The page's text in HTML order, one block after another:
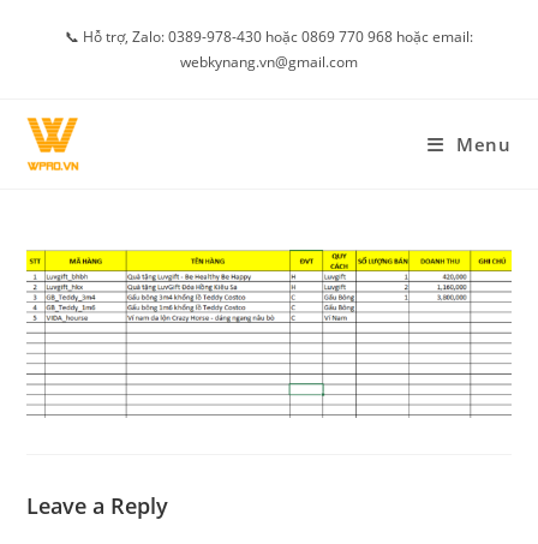
📞 Hỗ trợ, Zalo: 0389-978-430 hoặc 0869 770 968 hoặc email:
webkynang.vn@gmail.com
Menu
Leave a Reply